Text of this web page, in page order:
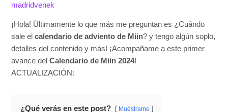
madridvenek
¡Hola! Últimamente lo que más me preguntan es ¿Cuándo
sale elcalendario de adviento de Miin? y tengo algún soplo,
detalles del contenido y más! ¡Acompañame a este primer
avance delCalendario de Miin 2024!
ACTUALIZACIÓN:
¿Qué verás en este post? Muéstrame